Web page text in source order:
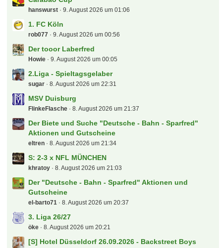
hanswurst 9. August 2026 um 01:06
1. FC Köln
rob077 9. August 2026 um 00:56
Der tooor Laberfred
Howie 9. August 2026 um 00:05
2.Liga - Spieltagsgelaber
sugar 8. August 2026 um 22:31
MSV Duisburg
FlinkeFlasche 8. August 2026 um 21:37
Der Biete und Suche "Deutsche - Bahn - Sparfred"
Aktionen und Gutscheine
eltren 8. August 2026 um 21:34
S: 2-3 x NFL MÜNCHEN
khratoy 8. August 2026 um 21:03
Der "Deutsche - Bahn - Sparfred" Aktionen und
Gutscheine
el-barto71 8. August 2026 um 20:37
3. Liga 26/27
öke 8. August 2026 um 20:21
[S] Hotel Düsseldorf 26.09.2026 - Backstreet Boys